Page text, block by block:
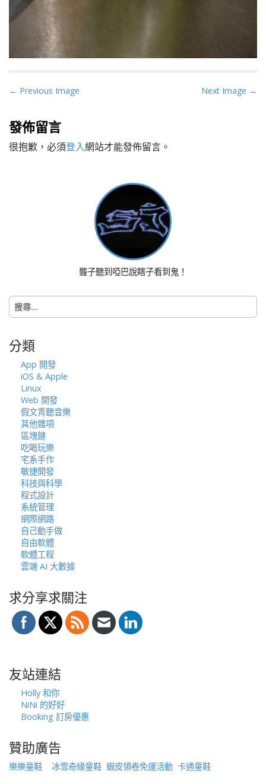
P
s
t
n
← Previous Image Next Image →
發佈留言
很抱歉，必須登入網站才能發佈留言。
聾子聽到啞巴說瞎子看到鬼！
搜
尋
字:
分類
App 開發
iOS & Apple
Linux
Web 開發
假文青聽音樂
其他雜項
區塊鏈
吃喝玩樂
宅系手作
敏捷開發
科技與科學
程式設計
系統管理
網際網路
自己動手做
自由軟體
軟體工程
雲端 AI 大數據
求分享求關注
友站連結
Holly 和你
NiNi 的好好
Booking 訂房優惠
贊助廣告
樂樂童鞋 冰雪奇緣童鞋 蝦皮領卷免運活動 卡通童鞋